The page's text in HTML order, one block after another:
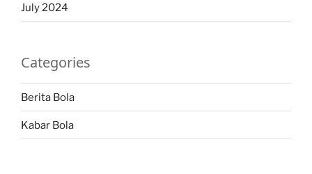
July 2024
Categories
Berita Bola
Kabar Bola